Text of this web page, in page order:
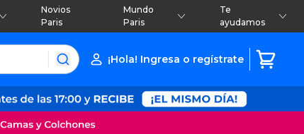
Novios
Paris
Mundo
Paris
Te
ayudamos
¡Hola! Ingresa o regístrate